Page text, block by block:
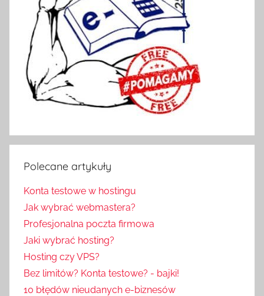
Polecane artykuły
Konta testowe w hostingu
Jak wybrać webmastera?
Profesjonalna poczta firmowa
Jaki wybrać hosting?
Hosting czy VPS?
Bez limitów? Konta testowe? - bajki!
10 błędów nieudanych e-biznesów